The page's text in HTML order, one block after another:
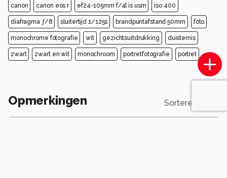
canon canon eos r ef24-105mm f/4l is usm iso 400
diafragma ƒ/8 sluitertijd 1/125s brandpuntafstand 50mm foto
monochrome fotografie wit gezichtsuitdrukking duisternis
zwart zwart en wit monochroom portretfotografie portret
Opmerkingen Sorteren op